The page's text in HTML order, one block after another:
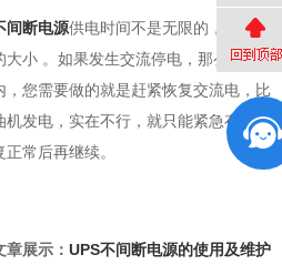
间断电源供电时间不是无限的，这个时
小 。如果发生交流停电，那么在
您需要做的就是赶紧恢复交流电，比
发电，实在不行，就只能紧急存盘，
常后再继续。
章展示：UPS不间断电源的使用及维护